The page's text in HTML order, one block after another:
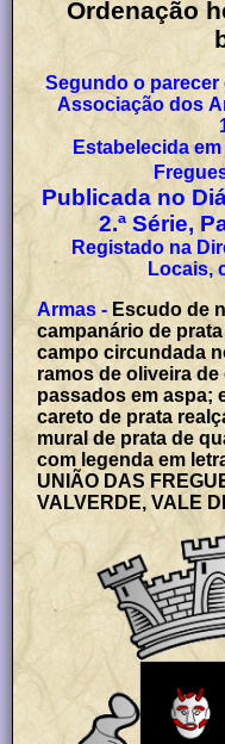
Ordenação heráldica do brasão e
Segundo o parecer
Associação dos
Estabelecida
Publicada no
2.ª Série,
Registado na
Locais,
Armas - Escudo de
campanário de
campo circundada
ramos de oliveira
passados em aspa;
careto de prata
mural de prata de
com legenda em
UNIÃO DAS
VALVERDE, VALE